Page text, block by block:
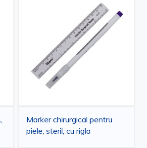
Marker chirurgical pentru
piele, steril, cu rigla